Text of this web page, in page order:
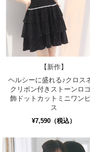
【新作】
ヘルシーに盛れる♪クロス
クリボン付きストーンロ
飾ドットカットミニワン
ス
¥7,590（税込）